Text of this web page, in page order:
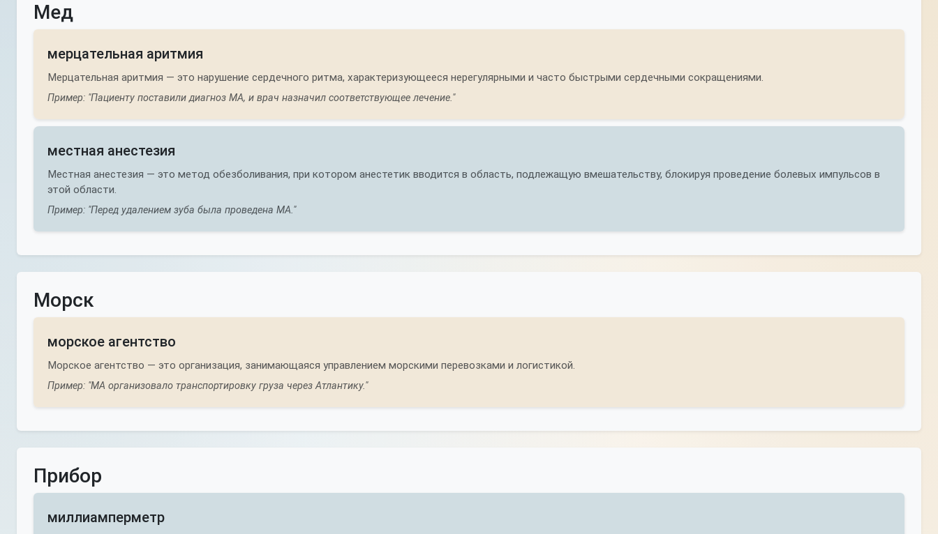
Мед
мерцательная аритмия
Мерцательная аритмия — это нарушение сердечного ритма, характеризующееся нерегулярными и часто быстрыми сердечными сокращениями.
Пример: "Пациенту поставили диагноз МА, и врач назначил соответствующее лечение."
местная анестезия
Местная анестезия — это метод обезболивания, при котором анестетик вводится в область, подлежащую вмешательству, блокируя проведение болевых импульсов в
этой области.
Пример: "Перед удалением зуба была проведена МА."
Морск
морское агентство
Морское агентство — это организация, занимающаяся управлением морскими перевозками и логистикой.
Пример: "МА организовало транспортировку груза через Атлантику."
Прибор
миллиамперметр